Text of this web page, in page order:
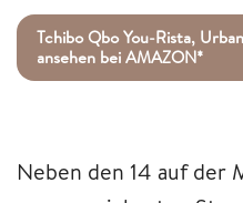
Tchibo Qbo You-Rista,
ansehen bei AMAZON*
Neben den 14 auf der